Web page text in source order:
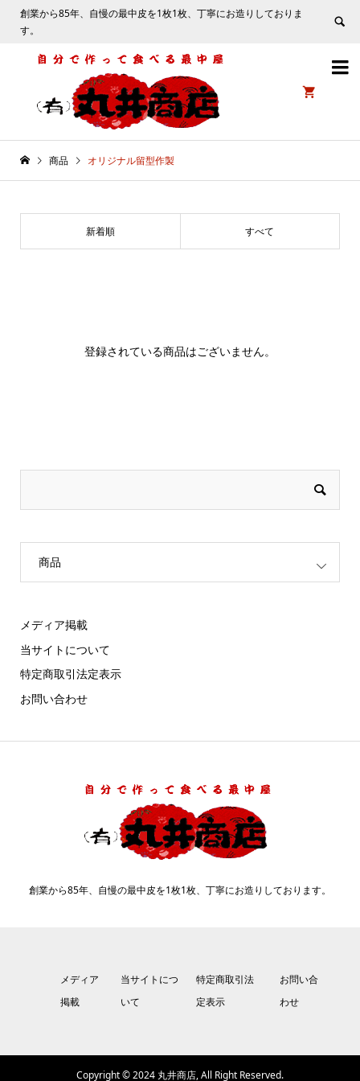
創業から85年、自慢の最中皮を1枚1枚、丁寧にお造りしておりま
す。


商品 オリジナル留型作製
新着順 すべて
登録されている商品はございません。
商品
メディア掲載
当サイトについて
特定商取引法定表示
お問い合わせ
創業から85年、自慢の最中皮を1枚1枚、丁寧にお造りしております。
メディア
掲載
当サイトにつ
いて
特定商取引法
定表示
お問い合
わせ
Copyright © 2024 丸井商店, All Right Reserved.